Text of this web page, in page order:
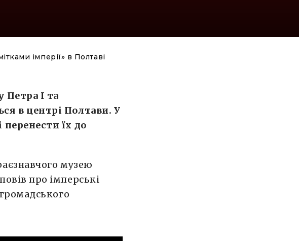
імперії» в Полтаві
Петра І та
в центрі Полтави. У
їх до
музею
про імперські